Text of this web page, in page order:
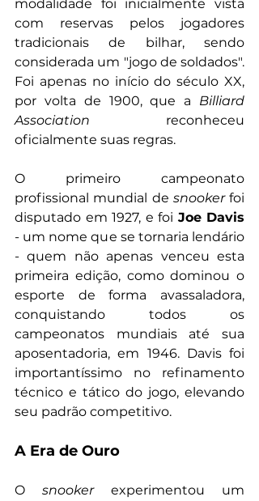
modalidade foi inicialmente vista
com reservas pelos jogadores
tradicionais de bilhar, sendo
considerada um "jogo de soldados".
Foi apenas no início do século XX,
por volta de 1900, que a Billiard
Association reconheceu
oficialmente suas regras.
O primeiro campeonato
profissional mundial de snooker foi
disputado em 1927, e foi Joe Davis
- um nome que se tornaria lendário
- quem não apenas venceu esta
primeira edição, como dominou o
esporte de forma avassaladora,
conquistando todos os
campeonatos mundiais até sua
aposentadoria, em 1946. Davis foi
importantíssimo no refinamento
técnico e tático do jogo, elevando
seu padrão competitivo.
A Era de Ouro
O snooker experimentou um